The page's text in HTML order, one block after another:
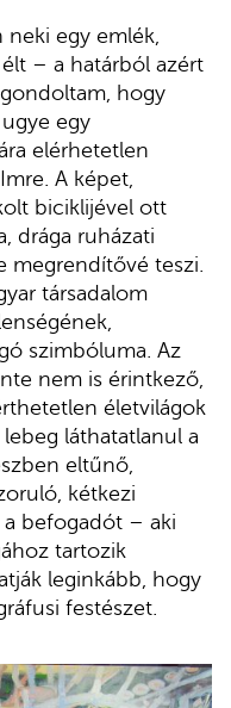
neki egy emlék,
– a határból azért
hogy
egy
elérhetetlen
A képet,
biciklijével ott
drága ruházati
megrendítővé teszi.
társadalom
szimbóluma. Az
nem is érintkező,
életvilágok
láthatatlanul a
eltűnő,
kétkezi
befogadót – aki
tartozik
leginkább, hogy
festészet.